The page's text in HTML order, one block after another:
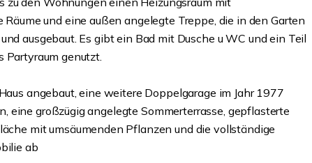
und eine außen angelegte Treppe, die in den Garten
ausgebaut. Es gibt ein Bad mit Dusche u WC und ein Teil
Partyraum genutzt.
angebaut, eine weitere Doppelgarage im Jahr 1977
eine großzügig angelegte Sommerterrasse, gepflasterte
mit umsäumenden Pflanzen und die vollständige
ab